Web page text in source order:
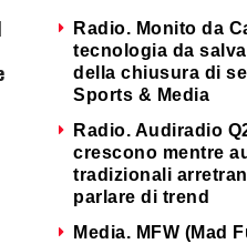
Radio. Monito da
tecnologia da
della chiusura di
Sports & Media
Radio. Audiradio
crescono mentre
tradizionali
parlare di trend
Media. MFW (Mad